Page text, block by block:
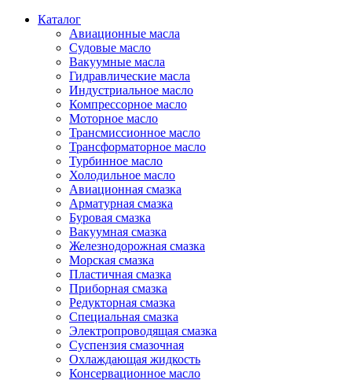
Каталог
Авиационные масла
Судовые масло
Вакуумные масла
Гидравлические масла
Индустриальное масло
Компрессорное масло
Моторное масло
Трансмиссионное масло
Трансформаторное масло
Турбинное масло
Холодильное масло
Авиационная смазка
Арматурная смазка
Буровая смазка
Вакуумная смазка
Железнодорожная смазка
Морская смазка
Пластичная смазка
Приборная смазка
Редукторная смазка
Специальная смазка
Электропроводящая смазка
Суспензия смазочная
Охлаждающая жидкость
Консервационное масло